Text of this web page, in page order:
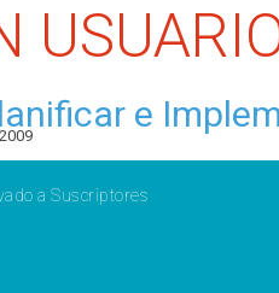
e
a Suscriptores